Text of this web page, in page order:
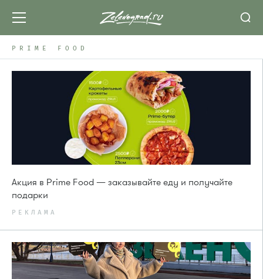
PRIME FOOD
Акция в Prime Food — заказывайте еду и получайте
подарки
РЕКЛАМА